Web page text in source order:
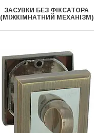
ЗАСУВКИ БЕЗ ФІКСАТОРА
(МІЖКІМНАТНИЙ МЕХАНІЗМ)